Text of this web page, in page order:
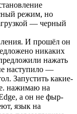
режим, но
— черный
И прошёл он
никаких
нажать
наступило —
Запустить какие-
нажимаю на
а он не фыр-
язык на